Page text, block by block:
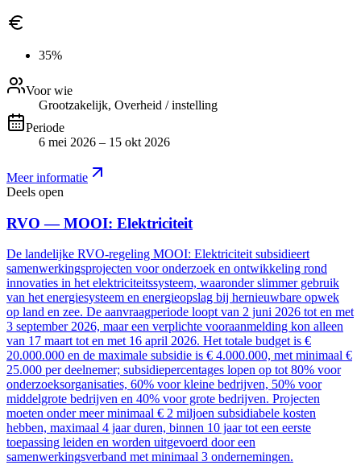
35%
Voor wie
Grootzakelijk, Overheid / instelling
Periode
6 mei 2026 – 15 okt 2026
Meer informatie
Deels open
RVO — MOOI: Elektriciteit
De landelijke RVO-regeling MOOI: Elektriciteit subsidieert
samenwerkingsprojecten voor onderzoek en ontwikkeling rond
innovaties in het elektriciteitssysteem, waaronder slimmer gebruik
van het energiesysteem en energieopslag bij hernieuwbare opwek
op land en zee. De aanvraagperiode loopt van 2 juni 2026 tot en met
3 september 2026, maar een verplichte vooraanmelding kon alleen
van 17 maart tot en met 16 april 2026. Het totale budget is €
20.000.000 en de maximale subsidie is € 4.000.000, met minimaal €
25.000 per deelnemer; subsidiepercentages lopen op tot 80% voor
onderzoeksorganisaties, 60% voor kleine bedrijven, 50% voor
middelgrote bedrijven en 40% voor grote bedrijven. Projecten
moeten onder meer minimaal € 2 miljoen subsidiabele kosten
hebben, maximaal 4 jaar duren, binnen 10 jaar tot een eerste
toepassing leiden en worden uitgevoerd door een
samenwerkingsverband met minimaal 3 ondernemingen.